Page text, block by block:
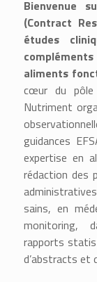
Bienvenue
(Contract
études
aliments
cœur du pôle
Nutriment
guidances
expertise en
rédaction des
sains, en
monitoring,
rapports
d’abstracts et